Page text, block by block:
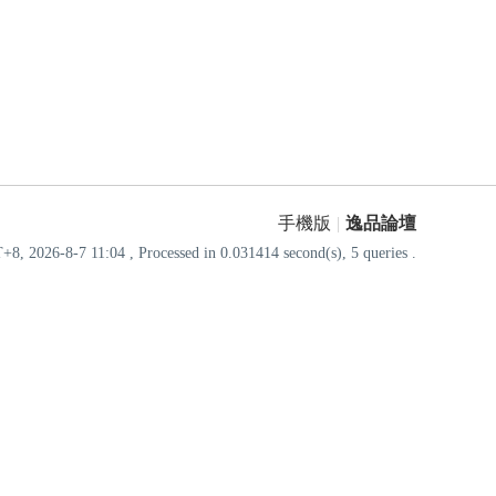
手機版 | 逸品論壇
2026-8-7 11:04 , Processed in 0.031414 second(s), 5 queries .